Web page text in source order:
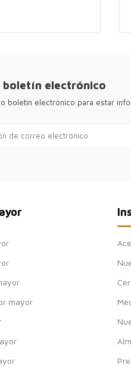
boletín electrónico
boletín electrónico para estar
mayor